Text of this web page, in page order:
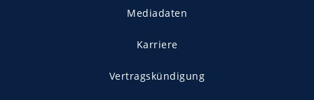
Mediadaten
Karriere
Vertragskündigung